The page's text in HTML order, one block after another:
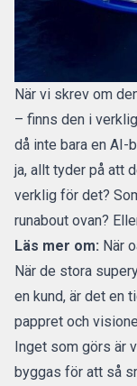
När vi skrev om
– finns den i
då inte bara en AI-
ja, allt tyder på att
verklig för det?
runabout ovan?
Läs mer om: När
När de stora
en kund, är det en
pappret och
Inget som görs är
byggas för att så